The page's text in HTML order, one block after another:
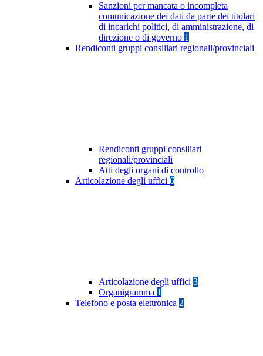
Sanzioni per mancata o incompleta
comunicazione dei dati da parte dei titolari
di incarichi politici, di amministrazione, di
direzione o di governo 1
Rendiconti gruppi consiliari regionali/provinciali
Rendiconti gruppi consiliari
regionali/provinciali
Atti degli organi di controllo
Articolazione degli uffici 6
Articolazione degli uffici 3
Organigramma 1
Telefono e posta elettronica 2